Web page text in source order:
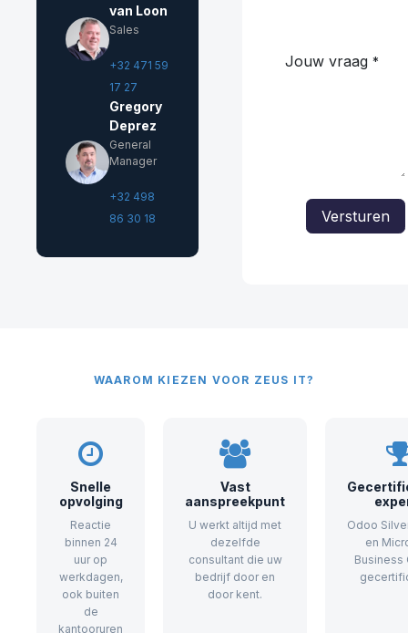
van Loon
Sales
+32 471 59
17 27
Gregory
Deprez
General
Manager
+32 498
86 30 18
Jouw vraag *
Versturen
WAAROM KIEZEN VOOR ZEUS IT?
Snelle
opvolging
Reactie
binnen 24
uur op
werkdagen,
ook buiten
de
kantooruren
Vast
aanspreekpunt
U werkt altijd met
dezelfde
consultant die uw
bedrijf door en
door kent.
Odoo
en
Business